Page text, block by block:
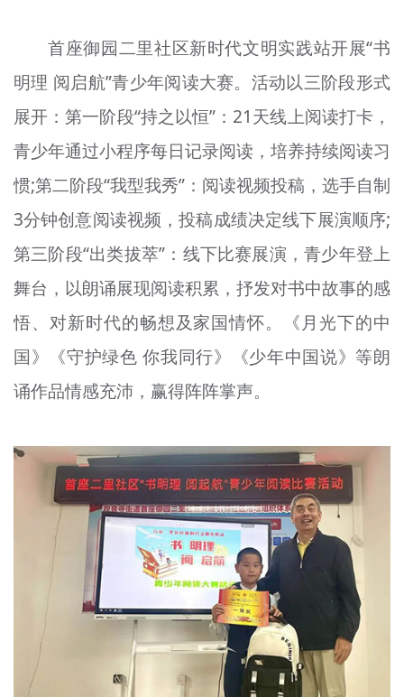
首座御园二里社区新时代文明实践站开展“书
明理 阅启航”青少年阅读大赛。活动以三阶段形式
展开：第一阶段“持之以恒”：21天线上阅读打卡，
青少年通过小程序每日记录阅读，培养持续阅读习
惯;第二阶段“我型我秀”：阅读视频投稿，选手自制
3分钟创意阅读视频，投稿成绩决定线下展演顺序;
第三阶段“出类拔萃”：线下比赛展演，青少年登上
舞台，以朗诵展现阅读积累，抒发对书中故事的感
悟、对新时代的畅想及家国情怀。《月光下的中
国》《守护绿色 你我同行》《少年中国说》等朗
诵作品情感充沛，赢得阵阵掌声。